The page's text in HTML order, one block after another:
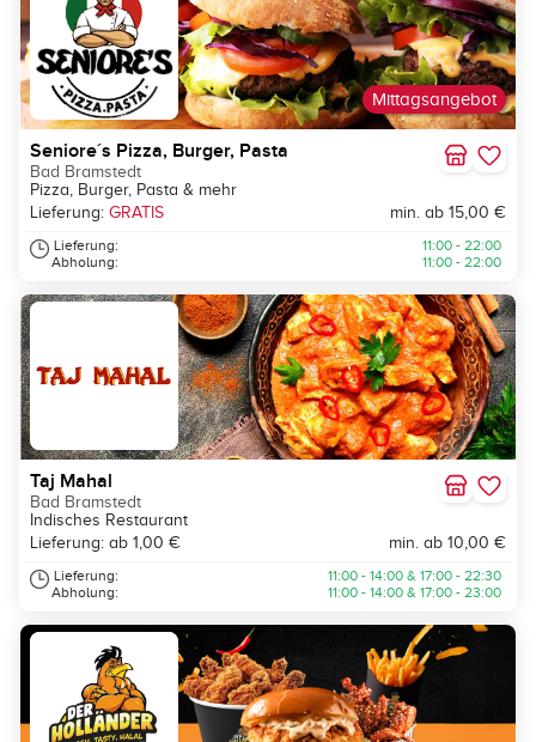
Mittagsangebot
Seniore´s Pizza, Burger, Pasta
Bad Bramstedt
Pizza, Burger, Pasta & mehr
Lieferung: GRATIS min. ab 15,00 €
Lieferung:
Abholung:
11:00 - 22:00
11:00 - 22:00
Taj Mahal
Bad Bramstedt
Indisches Restaurant
Lieferung: ab 1,00 €
min. ab 10,00 €
Lieferung:
Abholung:
11:00 - 14:00 & 17:00 - 22:30
11:00 - 14:00 & 17:00 - 23:00